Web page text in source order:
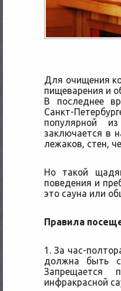
Для очищения
пищеварения и
В последнее
Санкт-
популярной
заключается в
лежаков, стен,
Но такой
поведения и
это сауна или
Правила
1. За час-
должна быть
Запрещается
инфракрасной